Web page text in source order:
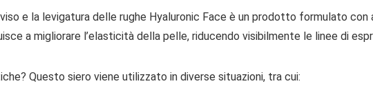
e la levigatura delle rughe Hyaluronic Face è un prodotto formulato
a migliorare l’elasticità della pelle, riducendo visibilmente le linee di
Questo siero viene utilizzato in diverse situazioni, tra cui: